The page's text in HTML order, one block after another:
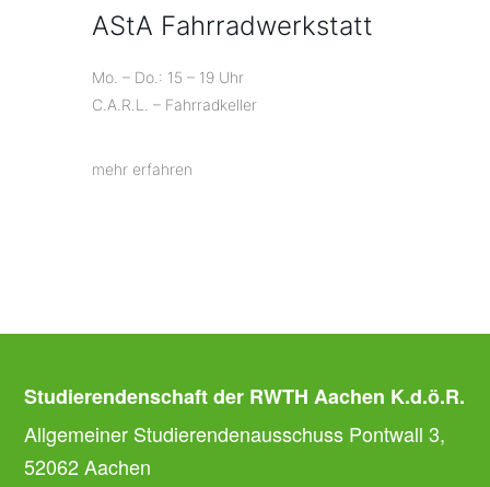
AStA Fahrradwerkstatt
Mo. – Do.: 15 – 19 Uhr
C.A.R.L. – Fahrradkeller
mehr erfahren
Studierendenschaft der RWTH Aachen K.d.ö.R.
Allgemeiner Studierendenausschuss Pontwall 3,
52062 Aachen